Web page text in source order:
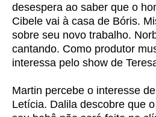
desespera ao saber que o
Cibele vai à casa de Bóris.
sobre seu novo trabalho.
cantando. Como produtor
interessa pelo show de
Martin percebe o interesse
Letícia. Dalila descobre que